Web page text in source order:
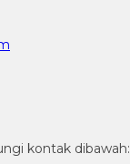
kontak dibawah: